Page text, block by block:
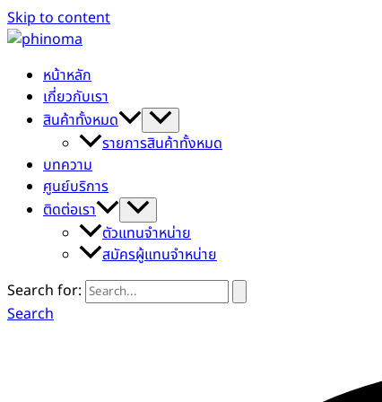
Skip to content
หน้าหลัก
เกี่ยวกับเรา
สินค้าทั้งหมด
รายการสินค้าทั้งหมด
บทความ
ศูนย์บริการ
ติดต่อเรา
ตัวแทนจำหน่าย
สมัครผู้แทนจำหน่าย
Search for:
Search